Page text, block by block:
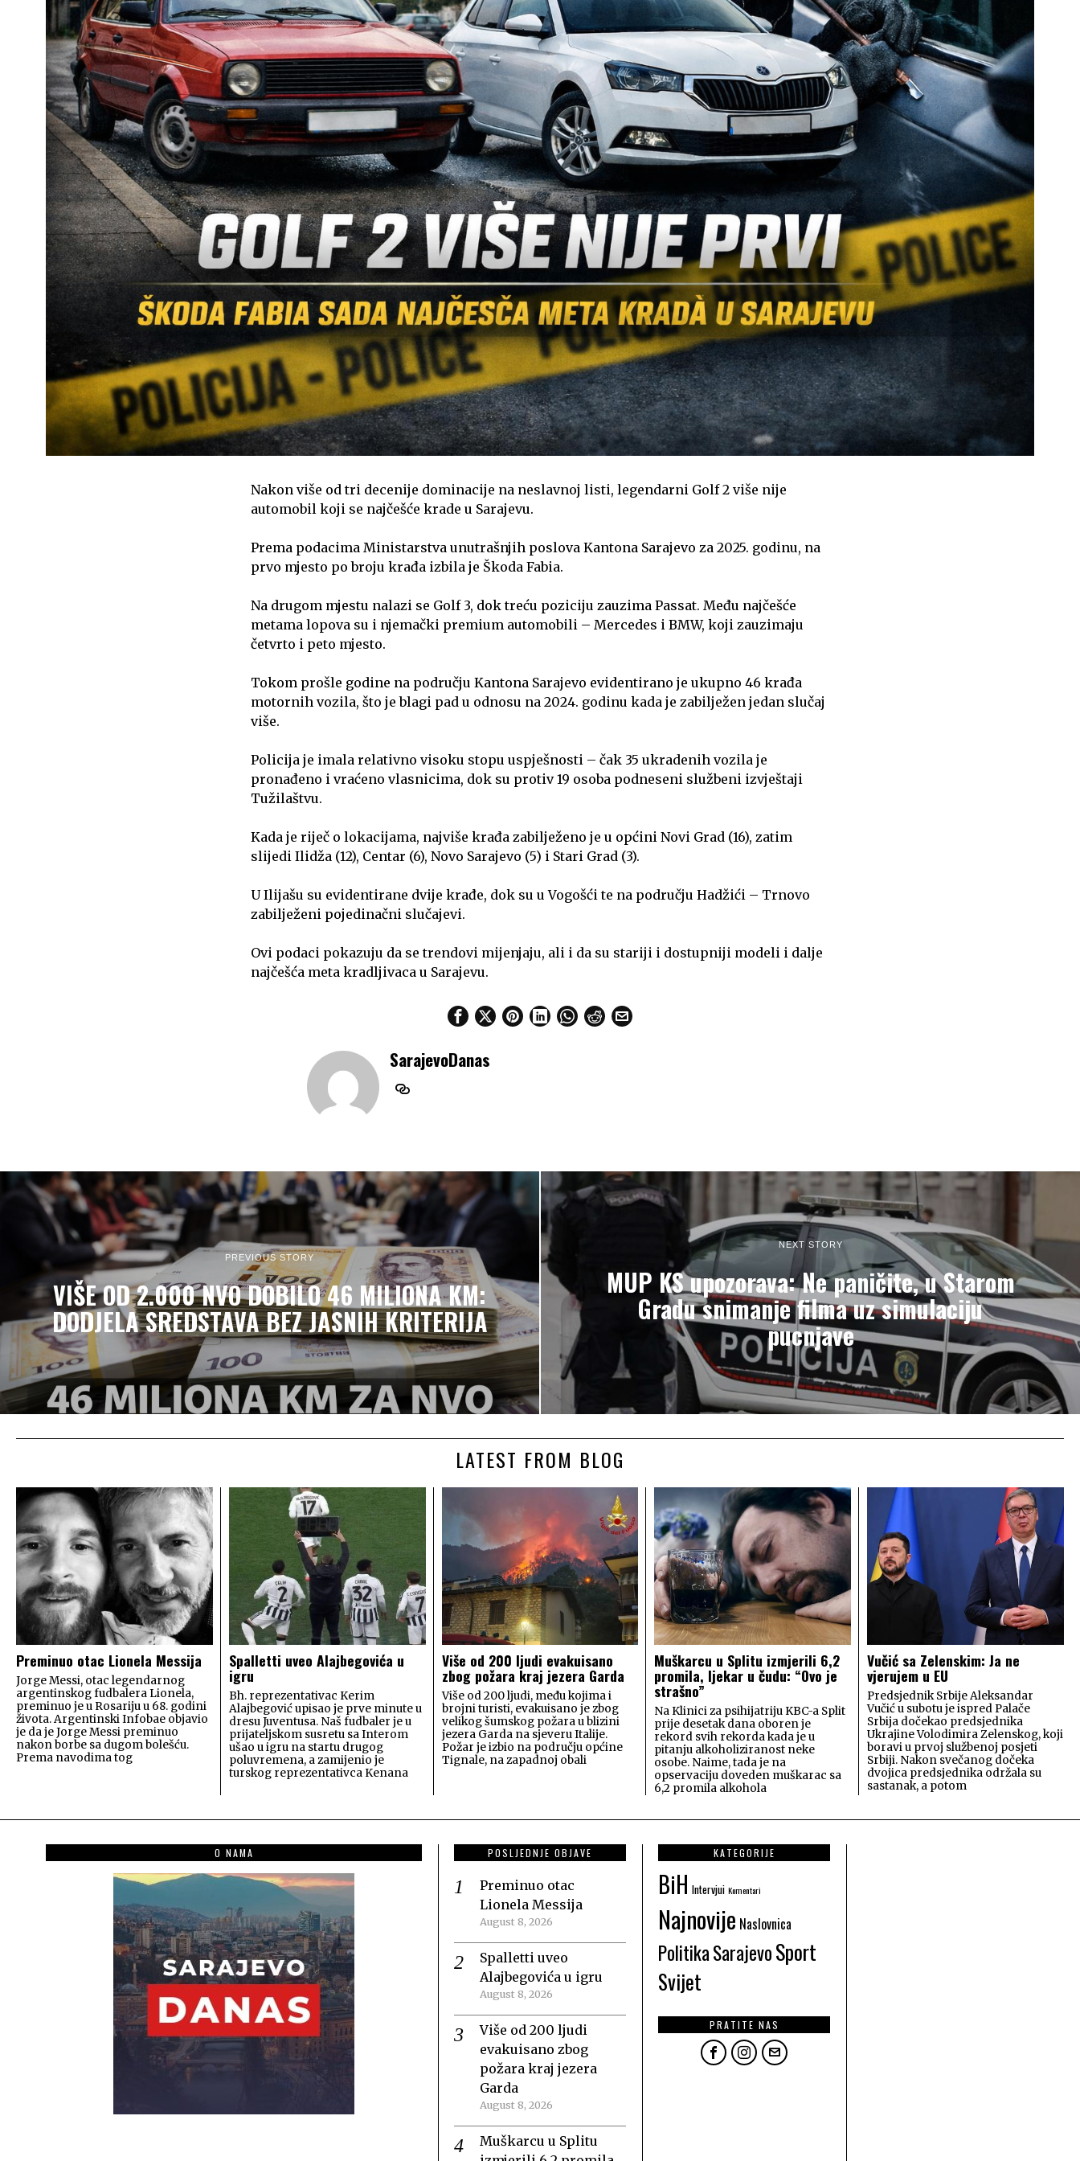
Nakon više od tri decenije dominacije na neslavnoj listi, legendarni Golf 2 više nije
automobil koji se najčešće krade u Sarajevu.
Prema podacima Ministarstva unutrašnjih poslova Kantona Sarajevo za 2025. godinu, na
prvo mjesto po broju krađa izbila je Škoda Fabia.
Na drugom mjestu nalazi se Golf 3, dok treću poziciju zauzima Passat. Među najčešće
metama lopova su i njemački premium automobili – Mercedes i BMW, koji zauzimaju
četvrto i peto mjesto.
Tokom prošle godine na području Kantona Sarajevo evidentirano je ukupno 46 krađa
motornih vozila, što je blagi pad u odnosu na 2024. godinu kada je zabilježen jedan slučaj
više.
Policija je imala relativno visoku stopu uspješnosti – čak 35 ukradenih vozila je
pronađeno i vraćeno vlasnicima, dok su protiv 19 osoba podneseni službeni izvještaji
Tužilaštvu.
Kada je riječ o lokacijama, najviše krađa zabilježeno je u općini Novi Grad (16), zatim
slijedi Ilidža (12), Centar (6), Novo Sarajevo (5) i Stari Grad (3).
U Ilijašu su evidentirane dvije krađe, dok su u Vogošći te na području Hadžići – Trnovo
zabilježeni pojedinačni slučajevi.
Ovi podaci pokazuju da se trendovi mijenjaju, ali i da su stariji i dostupniji modeli i dalje
najčešća meta kradljivaca u Sarajevu.
SarajevoDanas
PREVIOUS STORY
VIŠE OD 2.000 NVO DOBILO 46 MILIONA KM:
DODJELA SREDSTAVA BEZ JASNIH KRITERIJA
NEXT STORY
MUP KS upozorava: Ne paničite, u Starom
Gradu snimanje filma uz simulaciju
pucnjave
LATEST FROM BLOG
Preminuo otac Lionela Messija
Jorge Messi, otac legendarnog
argentinskog fudbalera Lionela,
preminuo je u Rosariju u 68. godini
života. Argentinski Infobae objavio
je da je Jorge Messi preminuo
nakon borbe sa dugom bolešću.
Prema navodima tog
Spalletti uveo Alajbegovića u
igru
Bh. reprezentativac Kerim
Alajbegović upisao je prve minute u
dresu Juventusa. Naš fudbaler je u
prijateljskom susretu sa Interom
ušao u igru na startu drugog
poluvremena, a zamijenio je
turskog reprezentativca Kenana
Više od 200 ljudi evakuisano
zbog požara kraj jezera Garda
Više od 200 ljudi, među kojima i
brojni turisti, evakuisano je zbog
velikog šumskog požara u blizini
jezera Garda na sjeveru Italije.
Požar je izbio na području općine
Tignale, na zapadnoj obali
Muškarcu u Splitu izmjerili 6,2
promila, ljekar u čudu: “Ovo je
strašno”
Na Klinici za psihijatriju KBC-a Split
prije desetak dana oboren je
rekord svih rekorda kada je u
pitanju alkoholiziranost neke
osobe. Naime, tada je na
opservaciju doveden muškarac sa
6,2 promila alkohola
Vučić sa Zelenskim: Ja ne
vjerujem u EU
Predsjednik Srbije Aleksandar
Vučić u subotu je ispred Palače
Srbija dočekao predsjednika
Ukrajine Volodimira Zelenskog, koji
boravi u prvoj službenoj posjeti
Srbiji. Nakon svečanog dočeka
dvojica predsjednika održala su
sastanak, a potom
O NAMA POSLJEDNJE OBJAVE
Preminuo otac
Lionela Messija
August 8, 2026
Spalletti uveo
Alajbegovića u igru
August 8, 2026
Više od 200 ljudi
evakuisano zbog
požara kraj jezera
Garda
August 8, 2026
Muškarcu u Splitu
KATEGORIJE
BiH Intervjui Komentari
Najnovije Naslovnica
PolitikaSarajevoSport
Svijet
PRATITE NAS